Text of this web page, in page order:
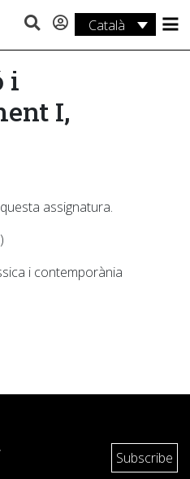
Català
i
I,
assignatura.
i contemporània